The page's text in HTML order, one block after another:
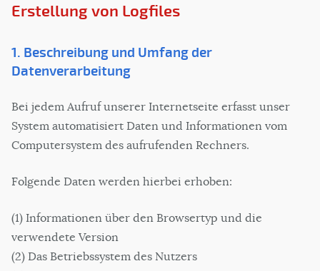
Erstellung von Logfiles
1. Beschreibung und Umfang der
Datenverarbeitung
Bei jedem Aufruf unserer Internetseite erfasst unser
System automatisiert Daten und Informationen vom
Computersystem des aufrufenden Rechners.
Folgende Daten werden hierbei erhoben:
(1) Informationen über den Browsertyp und die
verwendete Version
(2) Das Betriebssystem des Nutzers